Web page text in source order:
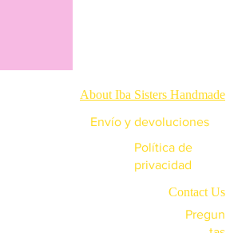
About Iba Sisters Handmade
Envío y devoluciones
Política de
privacidad
Contact Us
Pregun